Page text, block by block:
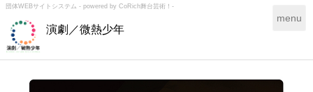
団体WEBサイトシステム - powered by CoRich舞台芸術！-
演劇／微熱少年
T
g
menu